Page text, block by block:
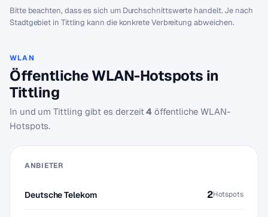
Bitte beachten, dass es sich um Durchschnittswerte handelt. Je nach
Stadtgebiet in Tittling kann die konkrete Verbreitung abweichen.
WLAN
Öffentliche WLAN-Hotspots in
Tittling
In und um Tittling gibt es derzeit4 öffentliche WLAN-
Hotspots.
ANBIETER
Deutsche Telekom 2Hotspots